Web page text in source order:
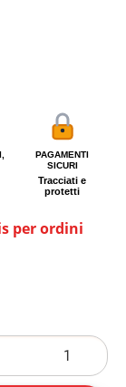
PAGAMENTI
SICURI
Tracciati e
protetti
per ordini